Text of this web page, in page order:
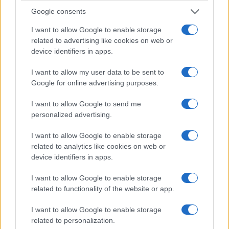
Google consents
I want to allow Google to enable storage
related to advertising like cookies on web or
device identifiers in apps.
I want to allow my user data to be sent to
Google for online advertising purposes.
I want to allow Google to send me
personalized advertising.
I want to allow Google to enable storage
related to analytics like cookies on web or
device identifiers in apps.
I want to allow Google to enable storage
related to functionality of the website or app.
I want to allow Google to enable storage
related to personalization.
atractivo, y las relucientes aguas que las
bordean no hacen sino aumentar el encanto de
Puerto Vallarta. Aunque es cara y bastante
turística,la ciudad tiene un bonito y antiguo
centro colonial, con algunas tiendas de moda y
restaurantes de lujo.
La capital de la playa gay del país se ha hecho
cada vez más popular en los últimos años.
Además de su animada vida nocturna, hay
muchas actividades para mantener a los
en barco.
5. San Miguel de Allende
Uno de los destinos más populares de México,